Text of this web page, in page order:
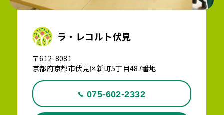
ラ・レコルト伏見
〒612-8081
京都府京都市伏見区新町5丁目487番地
075-602-2332